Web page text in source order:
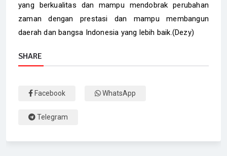
yang berkualitas dan mampu mendobrak perubahan
zaman dengan prestasi dan mampu membangun
daerah dan bangsa Indonesia yang lebih baik.(Dezy)
SHARE
Facebook WhatsApp
Telegram